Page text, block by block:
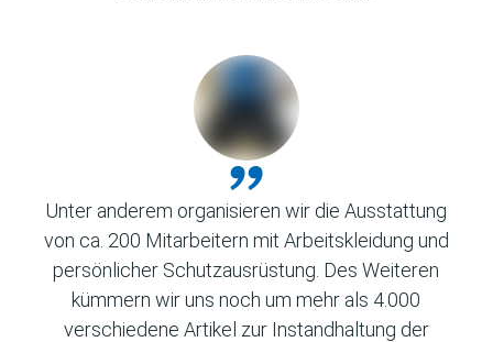
Unter anderem organisieren wir die Ausstattung
von ca. 200 Mitarbeitern mit Arbeitskleidung und
persönlicher Schutzausrüstung. Des Weiteren
kümmern wir uns noch um mehr als 4.000
verschiedene Artikel zur Instandhaltung der